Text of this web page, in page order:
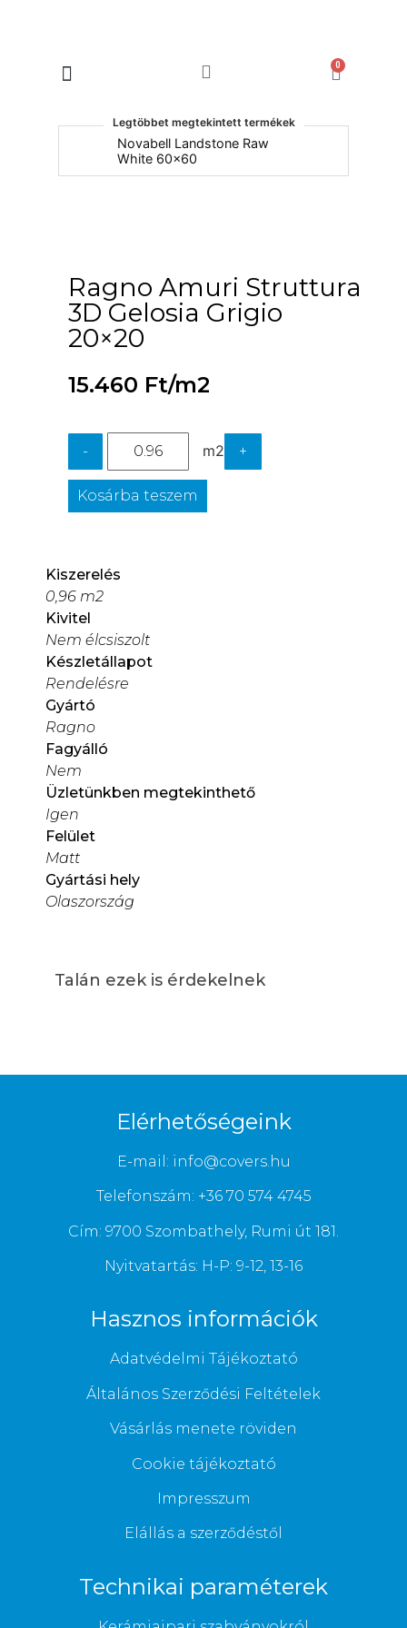
0
Legtöbbet megtekintett termékek
Novabell Landstone Raw
White 60x60
Ragno Amuri Struttura
3D Gelosia Grigio
20×20
15.460 Ft/m2
- m2 +
Kosárba teszem
Kiszerelés
0,96 m2
Kivitel
Nem élcsiszolt
Készletállapot
Rendelésre
Gyártó
Ragno
Fagyálló
Nem
Üzletünkben megtekinthető
Igen
Felület
Matt
Gyártási hely
Olaszország
Talán ezek is érdekelnek
Elérhetőségeink
E-mail: info@covers.hu
Telefonszám: +36 70 574 4745
Cím: 9700 Szombathely, Rumi út 181.
Nyitvatartás: H-P: 9-12, 13-16
Hasznos információk
Adatvédelmi Tájékoztató
Általános Szerződési Feltételek
Vásárlás menete röviden
Cookie tájékoztató
Impresszum
Elállás a szerződéstől
Technikai paraméterek